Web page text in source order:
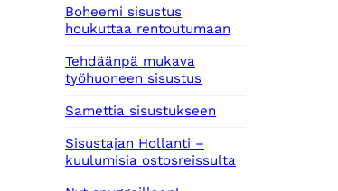
Boheemi sisustus
houkuttaa rentoutumaan
Tehdäänpä mukava
työhuoneen sisustus
Samettia sisustukseen
Sisustajan Hollanti –
kuulumisia ostosreissulta